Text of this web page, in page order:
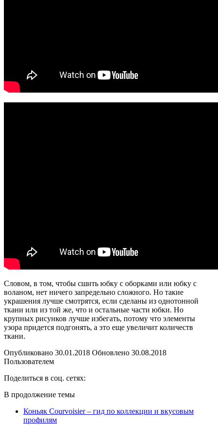
Словом, в том, чтобы сшить юбку с оборками или юбку с
воланом, нет ничего запредельно сложного. Но такие
украшения лучше смотрятся, если сделаны из однотонной
ткани или из той же, что и остальные части юбки. Но
крупных рисунков лучше избегать, потому что элементы
узора придется подгонять, а это еще увеличит количеств
ткани.
Опубликовано 30.01.2018 Обновлено 30.08.2018
Пользователем
Поделиться в соц. сетях:
В продолжение темы
Коньяк Courvoisier – гид по коллекции и вкусовым
профилям